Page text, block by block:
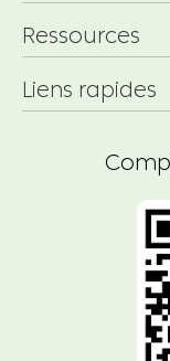
Ressources
Liens rapides